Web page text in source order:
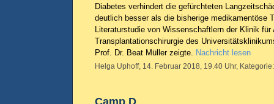
Diabetes verhindert die gefürchteten
deutlich besser als die bisherige medikamentöse
Literaturstudie von Wissenschaftlern der Klinik
Transplantationschirurgie des
Prof. Dr. Beat Müller zeigte. Nachricht lesen
Helga Uphoff, 14. Februar 2018, 19.40 Uhr,
Camp D